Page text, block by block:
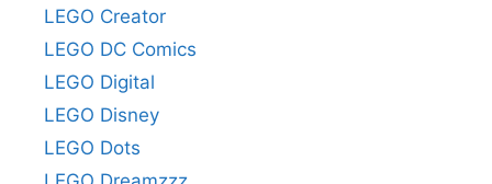
LEGO Creator
LEGO DC Comics
LEGO Digital
LEGO Disney
LEGO Dots